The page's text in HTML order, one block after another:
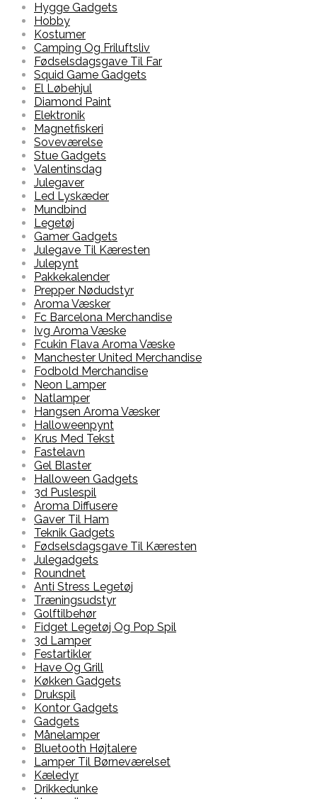
Hygge Gadgets
Hobby
Kostumer
Camping Og Friluftsliv
Fødselsdagsgave Til Far
Squid Game Gadgets
El Løbehjul
Diamond Paint
Elektronik
Magnetfiskeri
Soveværelse
Stue Gadgets
Valentinsdag
Julegaver
Led Lyskæder
Mundbind
Legetøj
Gamer Gadgets
Julegave Til Kæresten
Julepynt
Pakkekalender
Prepper Nødudstyr
Aroma Væsker
Fc Barcelona Merchandise
Ivg Aroma Væske
Fcukin Flava Aroma Væske
Manchester United Merchandise
Fodbold Merchandise
Neon Lamper
Natlamper
Hangsen Aroma Væsker
Halloweenpynt
Krus Med Tekst
Fastelavn
Gel Blaster
Halloween Gadgets
3d Puslespil
Aroma Diffusere
Gaver Til Ham
Teknik Gadgets
Fødselsdagsgave Til Kæresten
Julegadgets
Roundnet
Anti Stress Legetøj
Træningsudstyr
Golftilbehør
Fidget Legetøj Og Pop Spil
3d Lamper
Festartikler
Have Og Grill
Køkken Gadgets
Drukspil
Kontor Gadgets
Gadgets
Månelamper
Bluetooth Højtalere
Lamper Til Børneværelset
Kæledyr
Drikkedunke